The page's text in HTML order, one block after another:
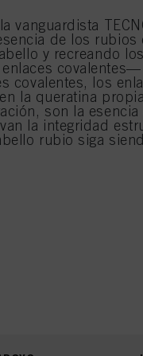
vanguardista
de los
y recreando
covalentes, los
la queratina
son la
la integridad
rubio siga